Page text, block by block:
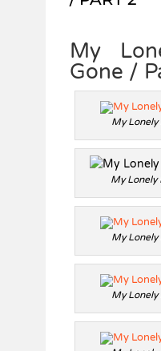
My
Gone /
My
My Lonely
My
My